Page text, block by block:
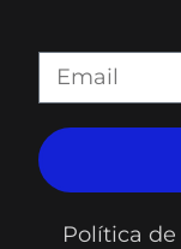
Política de